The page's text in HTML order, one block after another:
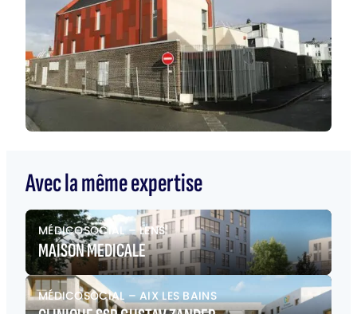
Avec la même expertise
MÉDICOSOCIAL–LENS
MAISON MEDICALE
MÉDICOSOCIAL –AIX LES BAINS